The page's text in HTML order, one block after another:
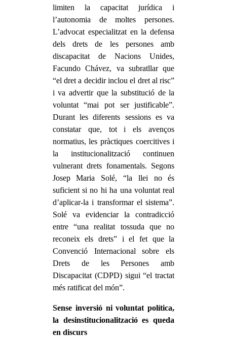
limiten la capacitat jurídica i
l’autonomia de moltes persones.
L’advocat especialitzat en la defensa
dels drets de les persones amb
discapacitat de Nacions Unides,
Facundo Chávez, va subratllar que
“el dret a decidir inclou el dret al risc”
i va advertir que la substitució de la
voluntat “mai pot ser justificable”.
Durant les diferents sessions es va
constatar que, tot i els avenços
normatius, les pràctiques coercitives i
la institucionalització continuen
vulnerant drets fonamentals. Segons
Josep Maria Solé, “la llei no és
suficient si no hi ha una voluntat real
d’aplicar-la i transformar el sistema”.
Solé va evidenciar la contradicció
entre “una realitat tossuda que no
reconeix els drets” i el fet que la
Convenció Internacional sobre els
Drets de les Persones amb
Discapacitat (CDPD) sigui “el tractat
més ratificat del món”.
Sense inversió ni voluntat política,
la desinstitucionalització es queda
en discurs